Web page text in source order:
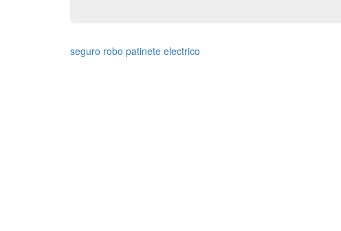
seguro robo patinete electrico